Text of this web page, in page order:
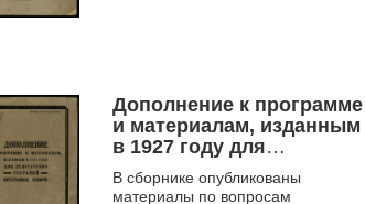
Дополнение к программе
и материалам, изданным
в 1927 году для
делегатских собраний
крестьянок Сибири
В сборнике опубликованы
материалы по вопросам